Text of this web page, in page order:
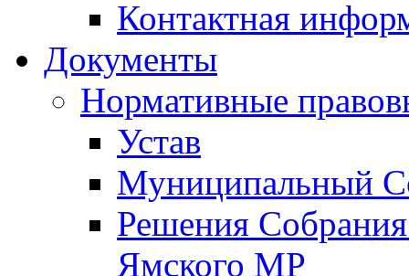
Контактная
Документы
Нормативные
Устав
Муниципальный
Решения
Ямского МР